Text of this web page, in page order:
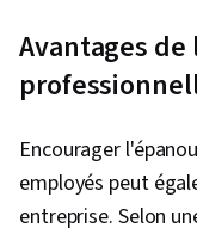
Avantages de
Encourager
employés peut
entreprise. Selon